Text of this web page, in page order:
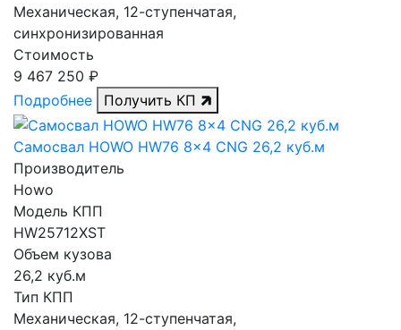
Механическая, 12-ступенчатая,
синхронизированная
Стоимость
9 467 250 ₽
Подробнее
Получить КП
Самосвал HOWO HW76 8x4 CNG 26,2 куб.м
Производитель
Howo
Модель КПП
HW25712XST
Объем кузова
26,2 куб.м
Тип КПП
Механическая, 12-ступенчатая,